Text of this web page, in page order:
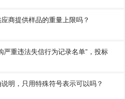
商提供样品的重量上限吗？
严重违法失信行为记录名单”，投标
明，只用特殊符号表示可以吗？